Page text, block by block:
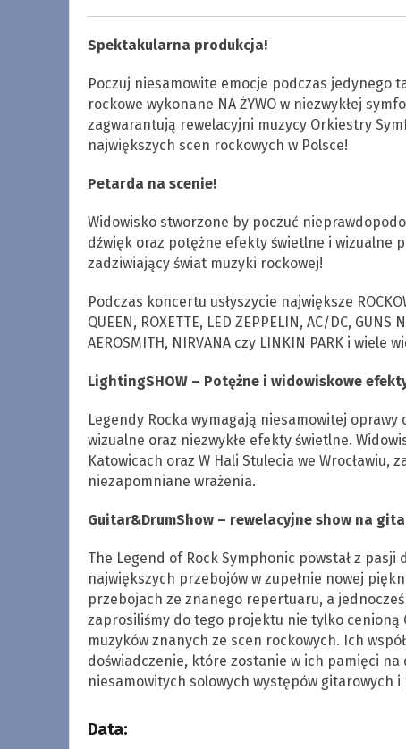
Spektakularna produkcja!
Poczuj niesamowite emocje podczas jedynego
rockowe wykonane NA ŻYWO w niezwykłej
zagwarantują rewelacyjni muzycy Orkiestry
największych scen rockowych w Polsce!
Petarda na scenie!
Widowisko stworzone by poczuć
dźwięk oraz potężne efekty świetlne i wizualne
zadziwiający świat muzyki rockowej!
Podczas koncertu usłyszycie największe
QUEEN, ROXETTE, LED ZEPPELIN, AC/DC, GUNS
AEROSMITH, NIRVANA czy LINKIN PARK i wiele
LightingSHOW – Potężne i widowiskowe
Legendy Rocka wymagają niesamowitej
wizualne oraz niezwykłe efekty świetlne.
Katowicach oraz W Hali Stulecia we
niezapomniane wrażenia.
Guitar&DrumShow – rewelacyjne show na
The Legend of Rock Symphonic powstał z
największych przebojów w zupełnie nowej
przebojach ze znanego repertuaru, a
zaprosiliśmy do tego projektu nie tylko
muzyków znanych ze scen rockowych. Ich
doświadczenie, które zostanie w ich pamięci na
niesamowitych solowych występów gitarowych
Data: